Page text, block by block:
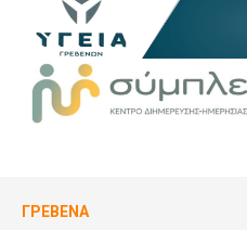
ΓΡΕΒΕΝΆ